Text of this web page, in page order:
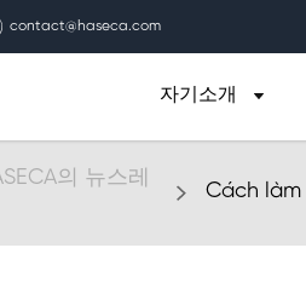
contact@haseca.com
자기소개
의 뉴스레
Cách